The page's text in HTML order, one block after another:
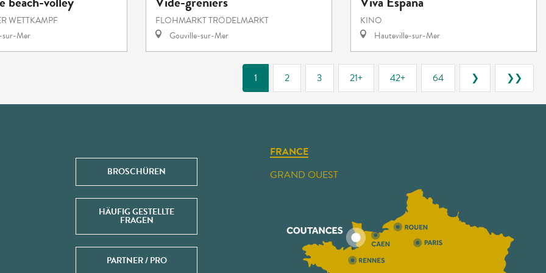
WETTKAMPF
sur-Mer
FLOHMARKT TRÖDELMARKT
Gouville-sur-Mer
KINO
Hauteville-sur-Mer
1 2 3 21+ 42+ 64 ❯ ❯❯
BROSCHÜREN
HÄUFIG GESTELLTE
FRAGEN
PARTNER / PRO
FRANCE
GRAND OUEST